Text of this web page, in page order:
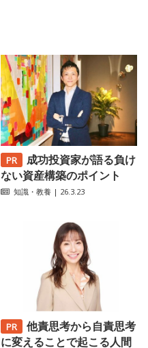
成功投資家が語る負け
ない資産構築のポイント
知識・教養 | 26.3.23
他責思考から自責思考
に変えることで起こる人間